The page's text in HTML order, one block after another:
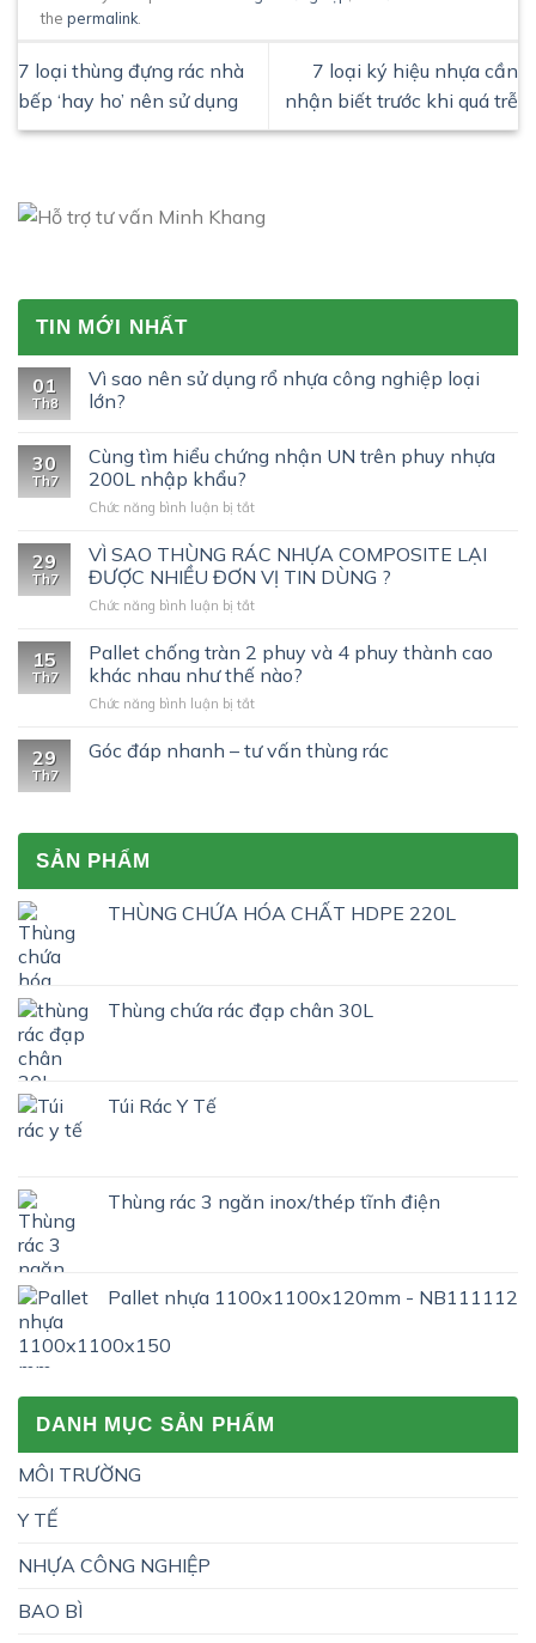
thepermalink
7 loại thùng đựng rác nhà
bếp ‘hay ho’ nên sử dụng
7 loại ký hiệu nhựa cần
nhận biết trước khi quá trễ
TIN MỚI NHẤT
01
Th8
Vì sao nên sử dụng rổ nhựa công nghiệp loại
lớn?
30
Th7
Cùng tìm hiểu chứng nhận UN trên phuy nhựa
200L nhập khẩu?
Chức năng bình luận bị tắtở
tìm
hiểu
chứng
nhận
trên
phuy
200L
khẩu?
29
Th7
VÌ SAO THÙNG RÁC NHỰA COMPOSITE LẠI
ĐƯỢC NHIỀU ĐƠN VỊ TIN DÙNG ?
Chức năng bình luận bị tắtở
SAO
THÙNG
RÁC
NHỰA
LẠI
?
15
Th7
Pallet chống tràn 2 phuy và 4 phuy thành cao
khác nhau như thế nào?
Chức năng bình luận bị tắtở
chống
thành
cao
nào?
29
Th7
Góc đáp nhanh – tư vấn thùng rác
SẢN PHẨM
THÙNG CHỨA HÓA CHẤT HDPE 220L
Thùng chứa rác đạp chân 30L
Túi Rác Y Tế
Thùng rác 3 ngăn inox/thép tĩnh điện
Pallet nhựa 1100x1100x120mm - NB111112
DANH MỤC SẢN PHẨM
MÔI TRƯỜNG
Y TẾ
NHỰA CÔNG NGHIỆP
BAO BÌ